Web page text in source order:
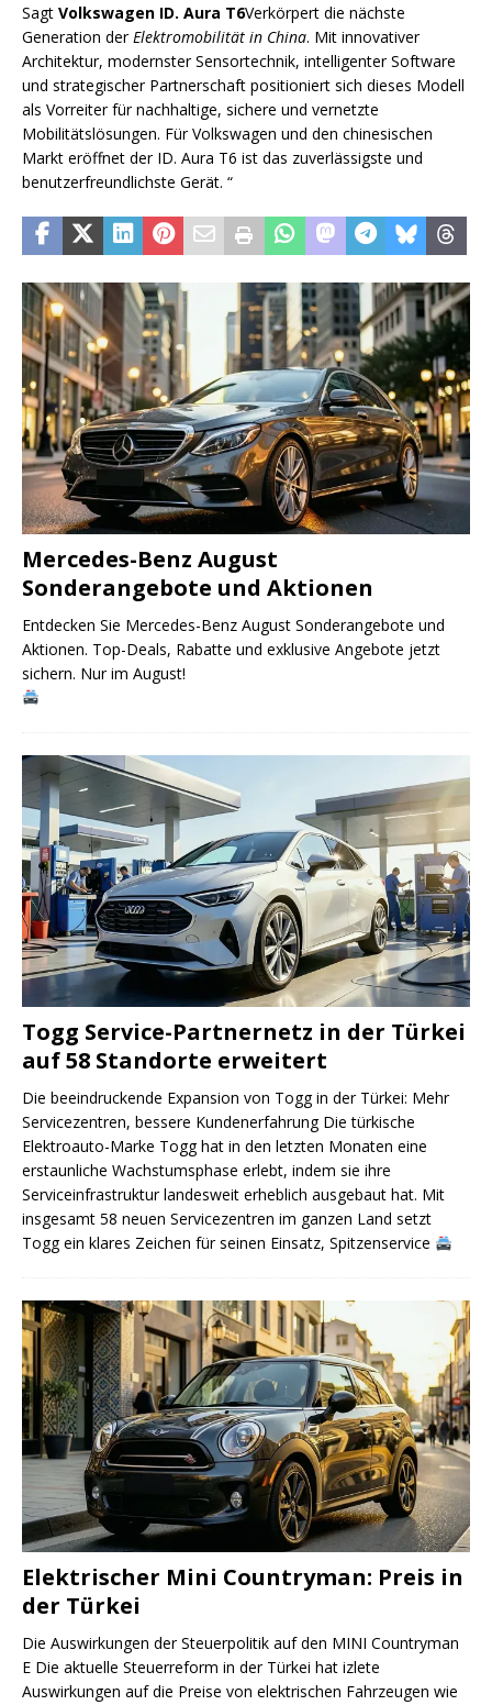
Sagt Volkswagen ID. Aura T6Verkörpert die nächste
Generation der Elektromobilität in China. Mit innovativer
Architektur, modernster Sensortechnik, intelligenter Software
und strategischer Partnerschaft positioniert sich dieses Modell
als Vorreiter für nachhaltige, sichere und vernetzte
Mobilitätslösungen. Für Volkswagen und den chinesischen
Markt eröffnet der ID. Aura T6 ist das zuverlässigste und
benutzerfreundlichste Gerät. “
Mercedes-Benz August
Sonderangebote und Aktionen
Entdecken Sie Mercedes-Benz August Sonderangebote und
Aktionen. Top-Deals, Rabatte und exklusive Angebote jetzt
sichern. Nur im August!
Togg Service-Partnernetz in der Türkei
auf 58 Standorte erweitert
Die beeindruckende Expansion von Togg in der Türkei: Mehr
Servicezentren, bessere Kundenerfahrung Die türkische
Elektroauto-Marke Togg hat in den letzten Monaten eine
erstaunliche Wachstumsphase erlebt, indem sie ihre
Serviceinfrastruktur landesweit erheblich ausgebaut hat. Mit
insgesamt 58 neuen Servicezentren im ganzen Land setzt
Togg ein klares Zeichen für seinen Einsatz, Spitzenservice
Elektrischer Mini Countryman: Preis in
der Türkei
Die Auswirkungen der Steuerpolitik auf den MINI Countryman
E Die aktuelle Steuerreform in der Türkei hat izlete
Auswirkungen auf die Preise von elektrischen Fahrzeugen wie